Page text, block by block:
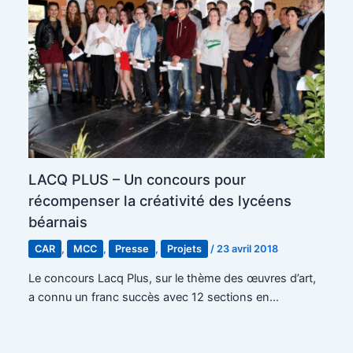
LACQ PLUS – Un concours pour
récompenser la créativité des lycéens
béarnais
CAR , MCC , Presse , Projets /23 avril 2018
Le concours Lacq Plus, sur le thème des œuvres d’art,
a connu un franc succès avec 12 sections en…